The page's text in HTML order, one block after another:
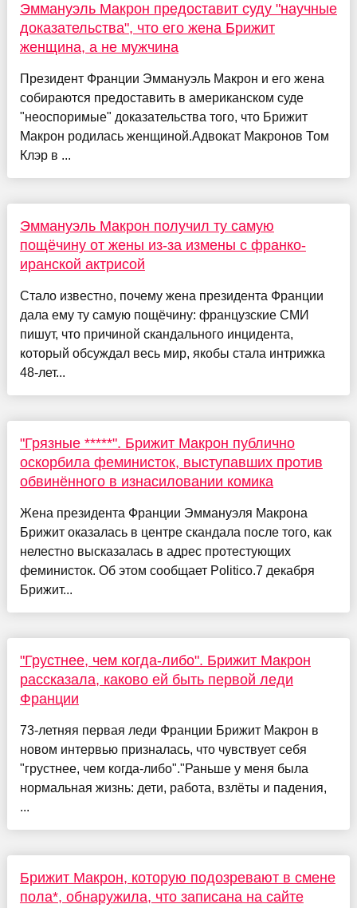
Эммануэль Макрон предоставит суду "научные
доказательства", что его жена Брижит
женщина, а не мужчина
Президент Франции Эммануэль Макрон и его жена
собираются предоставить в американском суде
"неоспоримые" доказательства того, что Брижит
Макрон родилась женщиной.Адвокат Макронов Том
Клэр в ...
Эммануэль Макрон получил ту самую
пощёчину от жены из-за измены с франко-
иранской актрисой
Стало известно, почему жена президента Франции
дала ему ту самую пощёчину: французские СМИ
пишут, что причиной скандального инцидента,
который обсуждал весь мир, якобы стала интрижка
48-лет...
"Грязные *****". Брижит Макрон публично
оскорбила феминисток, выступавших против
обвинённого в изнасиловании комика
Жена президента Франции Эммануэля Макрона
Брижит оказалась в центре скандала после того, как
нелестно высказалась в адрес протестующих
феминисток. Об этом сообщает Politico.7 декабря
Брижит...
"Грустнее, чем когда-либо". Брижит Макрон
рассказала, каково ей быть первой леди
Франции
73-летняя первая леди Франции Брижит Макрон в
новом интервью призналась, что чувствует себя
"грустнее, чем когда-либо"."Раньше у меня была
нормальная жизнь: дети, работа, взлёты и падения,
...
Брижит Макрон, которую подозревают в смене
пола*, обнаружила, что записана на сайте